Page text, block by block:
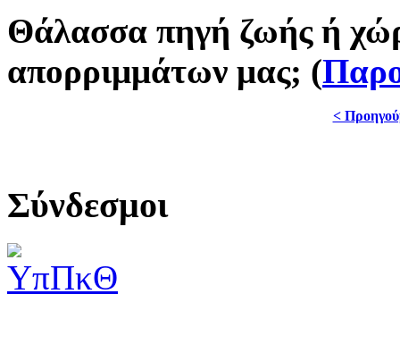
Θάλασσα πηγή ζωής ή
απορριμμάτων μας; (
<
Σύνδεσμοι